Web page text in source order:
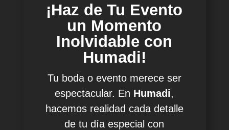
¡Haz de Tu Evento
un Momento
Inolvidable con
Humadi!
Tu boda o evento merece ser
espectacular. En Humadi,
hacemos realidad cada detalle
de tu día especial con